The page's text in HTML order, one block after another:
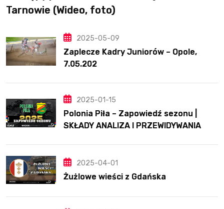
Tarnowie (Wideo, foto)
2025-05-09
Zaplecze Kadry Juniorów – Opole,
7.05.202
2025-01-15
Polonia Piła – Zapowiedź sezonu |
SKŁADY ANALIZA I PRZEWIDYWANIA
2025-04-01
Żużlowe wieści z Gdańska